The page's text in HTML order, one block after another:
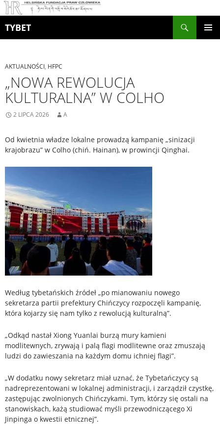
TYBET
AKTUALNOŚCI, HFPC
„NOWA REWOLUCJA
KULTURALNA” W COLHO
2 LIPCA 2026 A
Od kwietnia władze lokalne prowadzą kampanię „sinizacji
krajobrazu” w Colho (chiń. Hainan), w prowincji Qinghai.
Według tybetańskich źródeł „po mianowaniu nowego
sekretarza partii prefektury Chińczycy rozpoczęli kampanię,
która kojarzy się nam tylko z rewolucją kulturalną”.
„Odkąd nastał Xiong Yuanlai burzą mury kamieni
modlitewnych, zrywają i palą flagi modlitewne oraz zmuszają
ludzi do zawieszania na każdym domu ichniej flagi”.
„W dodatku nowy sekretarz miał uznać, że Tybetańczycy są
nadreprezentowani w lokalnej administracji, i zarządził czystkę,
zastępując zwolnionych Chińczykami. Tym, którzy się ostali na
stanowiskach, każą studiować myśli przewodniczącego Xi
Jinpinga o kwestii etnicznej”.